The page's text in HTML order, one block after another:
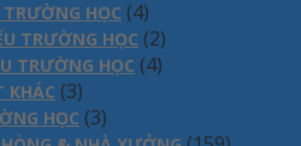
TRƯỜNG HỌC (4)
TRƯỜNG HỌC (2)
TRƯỜNG HỌC (4)
KHÁC (3)
HỌC (3)